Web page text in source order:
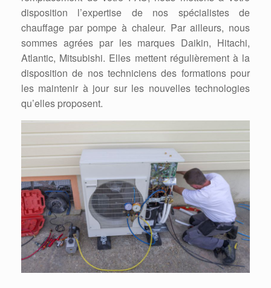
disposition l’expertise de nos spécialistes de
chauffage par pompe à chaleur. Par ailleurs, nous
sommes agrées par les marques Daikin, Hitachi,
Atlantic, Mitsubishi. Elles mettent régulièrement à la
disposition de nos techniciens des formations pour
les maintenir à jour sur les nouvelles technologies
qu’elles proposent.